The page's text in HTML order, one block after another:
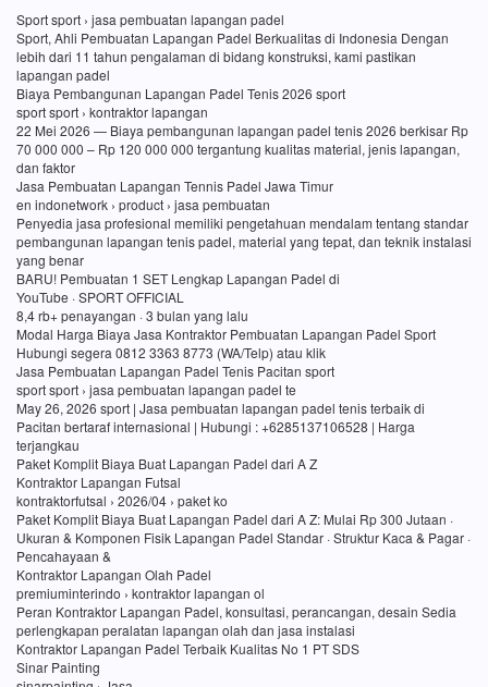
Sport sport › jasa pembuatan lapangan padel
Sport, Ahli Pembuatan Lapangan Padel Berkualitas di Indonesia Dengan
lebih dari 11 tahun pengalaman di bidang konstruksi, kami pastikan
lapangan padel
Biaya Pembangunan Lapangan Padel Tenis 2026 sport
sport sport › kontraktor lapangan
22 Mei 2026 — Biaya pembangunan lapangan padel tenis 2026 berkisar Rp
70 000 000 – Rp 120 000 000 tergantung kualitas material, jenis lapangan,
dan faktor
Jasa Pembuatan Lapangan Tennis Padel Jawa Timur
en indonetwork › product › jasa pembuatan
Penyedia jasa profesional memiliki pengetahuan mendalam tentang standar
pembangunan lapangan tenis padel, material yang tepat, dan teknik instalasi
yang benar
BARU! Pembuatan 1 SET Lengkap Lapangan Padel di
YouTube · SPORT OFFICIAL
8,4 rb+ penayangan · 3 bulan yang lalu
Modal Harga Biaya Jasa Kontraktor Pembuatan Lapangan Padel Sport
Hubungi segera 0812 3363 8773 (WA/Telp) atau klik
Jasa Pembuatan Lapangan Padel Tenis Pacitan sport
sport sport › jasa pembuatan lapangan padel te
May 26, 2026 sport | Jasa pembuatan lapangan padel tenis terbaik di
Pacitan bertaraf internasional | Hubungi : +6285137106528 | Harga
terjangkau
Paket Komplit Biaya Buat Lapangan Padel dari A Z
Kontraktor Lapangan Futsal
kontraktorfutsal › 2026/04 › paket ko
Paket Komplit Biaya Buat Lapangan Padel dari A Z: Mulai Rp 300 Jutaan ·
Ukuran & Komponen Fisik Lapangan Padel Standar · Struktur Kaca & Pagar ·
Pencahayaan &
Kontraktor Lapangan Olah Padel
premiuminterindo › kontraktor lapangan ol
Peran Kontraktor Lapangan Padel, konsultasi, perancangan, desain Sedia
perlengkapan peralatan lapangan olah dan jasa instalasi
Kontraktor Lapangan Padel Terbaik Kualitas No 1 PT SDS
Sinar Painting